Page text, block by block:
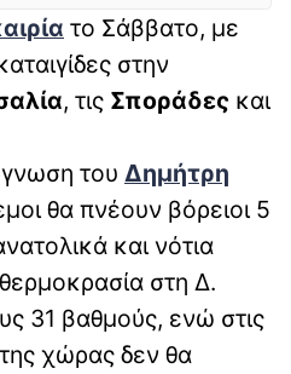
το Σάββατο, με
στην
, τις Σποράδες και
του Δημήτρη
θα πνέουν βόρειοι 5
και νότια
στη Δ.
31 βαθμούς, ενώ στις
χώρας δεν θα